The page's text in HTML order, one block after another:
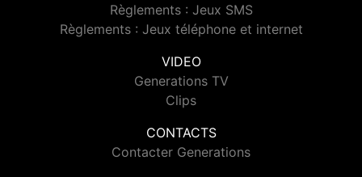
Règlements : Jeux SMS
Règlements : Jeux téléphone et internet
VIDEO
Generations TV
Clips
CONTACTS
Contacter Generations